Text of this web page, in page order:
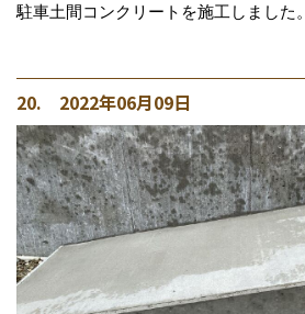
駐車土間コンクリートを施工しました。
20. 2022年06月09日